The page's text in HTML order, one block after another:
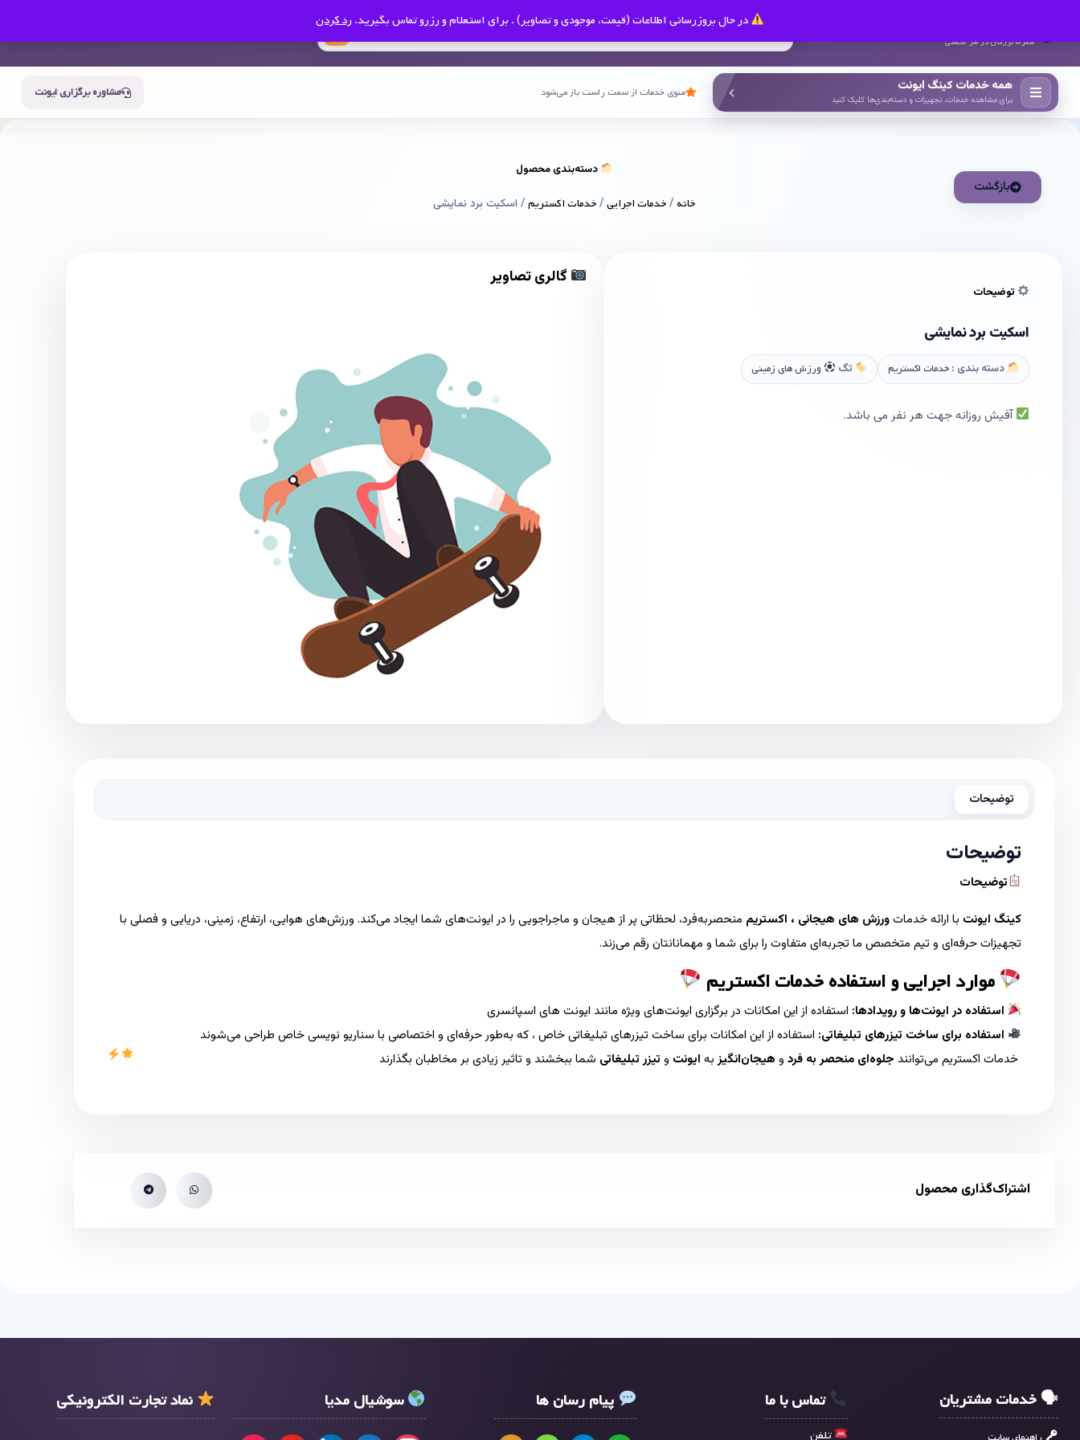
در حال بروزرسانی اطلاعات (قیمت، موجودی و تصاویر) . برای استعلام و رزرو تماس بگیرید. رد کردن
همراه بزرگان در هر صنعتی
همه خدمات کینگ ایونت
برای مشاهده خدمات، تجهیزات و دسته‌بندی‌ها کلیک کنید
منوی خدمات از سمت راست باز می‌شود مشاوره برگزاری ایونت
بازگشت
دسته‌بندی محصول
خانه/خدمات اجرایی/خدمات اکستریم/ اسکیت برد نمایشی
گالری تصاویر
توضیحات
اسکیت برد نمایشی
دسته بندی :خدمات اکستریم تگ ورزش های زمینی
آفیش روزانه جهت هر نفر می باشد.
توضیحات
توضیحات
توضیحات
کینگ ایونت با ارائه خدماتورزش های هیجانی ، اکستریم منحصربه‌فرد، لحظاتی پر از هیجان و ماجراجویی را در ایونت‌های شما ایجاد می‌کند. ورزش‌های هوایی، ارتفاع، زمینی، دریایی و فصلی با
تجهیزات حرفه‌ای و تیم متخصص ما تجربه‌ای متفاوت را برای شما و مهمانانتان رقم می‌زند.
موارد اجرایی و استفاده خدمات اکستریم
استفاده در ایونت‌ها و رویدادها: استفاده از این امکانات در برگزاری ایونت‌های ویژه مانند ایونت های اسپانسری
استفاده برای ساخت تیزرهای تبلیغاتی: استفاده از این امکانات برای ساخت تیزرهای تبلیغاتی خاص ، که به‌طور حرفه‌ای و اختصاصی با سناریو نویسی خاص طراحی می‌شوند
خدمات اکستریم می‌توانند جلوه‌ای منحصر به فرد و هیجان‌انگیز به ایونت‌ و تیزر تبلیغاتی شما ببخشند و تاثیر زیادی بر مخاطبان بگذارند
اشتراک‌گذاری محصول
🗣 خدمات مشتریان تماس با ما
تلفن
پیام رسان ها سوشیال مدیا نماد تجارت الکترونیکی